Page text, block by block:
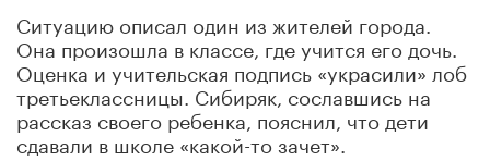
Ситуацию описал один из жителей города.
Она произошла в классе, где учится его дочь.
Оценка и учительская подпись «украсили» лоб
третьеклассницы. Сибиряк, сославшись на
рассказ своего ребенка, пояснил, что дети
сдавали в школе «какой-то зачет».